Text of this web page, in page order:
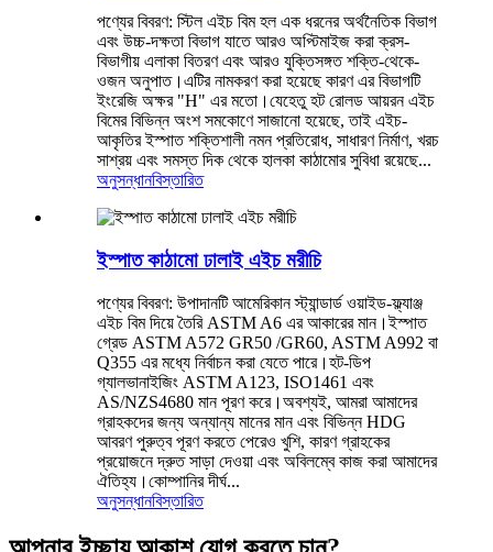
পণ্যের বিবরণ: স্টিল এইচ বিম হল এক ধরনের অর্থনৈতিক বিভাগ
এবং উচ্চ-দক্ষতা বিভাগ যাতে আরও অপ্টিমাইজ করা ক্রস-
বিভাগীয় এলাকা বিতরণ এবং আরও যুক্তিসঙ্গত শক্তি-থেকে-
ওজন অনুপাত।এটির নামকরণ করা হয়েছে কারণ এর বিভাগটি
ইংরেজি অক্ষর "H" এর মতো।যেহেতু হট রোলড আয়রন এইচ
বিমের বিভিন্ন অংশ সমকোণে সাজানো হয়েছে, তাই এইচ-
আকৃতির ইস্পাত শক্তিশালী নমন প্রতিরোধ, সাধারণ নির্মাণ, খরচ
সাশ্রয় এবং সমস্ত দিক থেকে হালকা কাঠামোর সুবিধা রয়েছে...
অনুসন্ধানবিস্তারিত
ইস্পাত কাঠামো ঢালাই এইচ মরীচি
পণ্যের বিবরণ: উপাদানটি আমেরিকান স্ট্যান্ডার্ড ওয়াইড-ফ্ল্যাঞ্জ
এইচ বিম দিয়ে তৈরি ASTM A6 এর আকারের মান।ইস্পাত
গ্রেড ASTM A572 GR50 /GR60, ASTM A992 বা
Q355 এর মধ্যে নির্বাচন করা যেতে পারে।হট-ডিপ
গ্যালভানাইজিং ASTM A123, ISO1461 এবং
AS/NZS4680 মান পূরণ করে।অবশ্যই, আমরা আমাদের
গ্রাহকদের জন্য অন্যান্য মানের মান এবং বিভিন্ন HDG
আবরণ পুরুত্ব পূরণ করতে পেরেও খুশি, কারণ গ্রাহকের
প্রয়োজনে দ্রুত সাড়া দেওয়া এবং অবিলম্বে কাজ করা আমাদের
ঐতিহ্য।কোম্পানির দীর্ঘ...
অনুসন্ধানবিস্তারিত